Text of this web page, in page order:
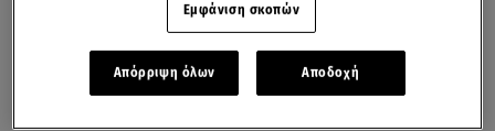
Νωρίτερα από κάθε άλλη χρονιά, από τις αρχές
Απριλίου, αναμένεται να ανοίξει η πλατφόρμα της
για την πληρωμή των
τελών κυκλοφορίας με τον
Εμφάνιση σκοπών
Απόρριψη όλων Αποδοχή